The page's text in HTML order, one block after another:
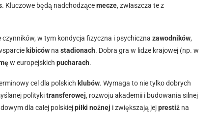
. Kluczowe będą nadchodzącemecze, zwłaszcza te z
czynników, w tym kondycja fizyczna i psychiczna zawodników,
kibiców na stadionach. Dobra gra w lidze krajowej (np. w
w europejskich pucharach.
cel dla polskich klubów. Wymaga to nie tylko dobrych
politykitransferowej, rozwoju akademii i budowania silnej
dla całej polskiejpiłki nożnej i zwiększają jejprestiż na